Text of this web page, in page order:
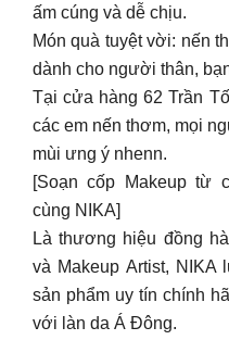
mùi ưng ý nhenn.
[Soạn cốp Makeup từ
cùng NIKA]
Là thương hiệu đồng
và Makeup Artist, NIKA
sản phẩm uy tín chính
với làn da Á Đông.
Dưới đây là tất tần tật
cá nhân đến chuyên
cốp. Inbox hoặc ghé tại
được hỗ trợ bạn nhé.